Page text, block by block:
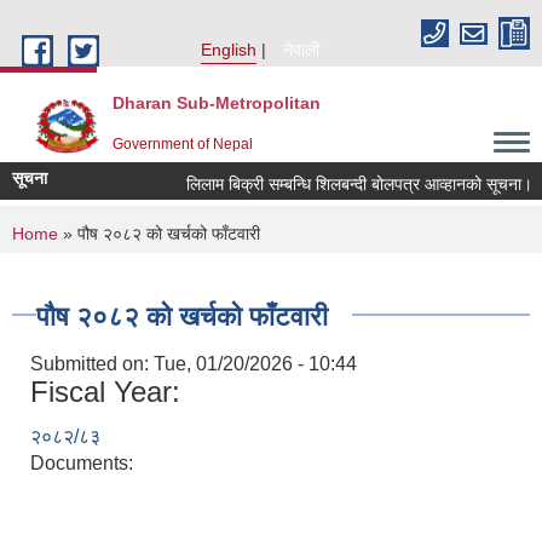
English
नेपाली
Dharan Sub-Metropolitan
Government of Nepal
सूचना लिलाम बिक्री सम्बन्धि शिलबन्दी बोलपत्र आव्हानको सूचना।
You are here
Home » पौष २०८२ को खर्चको फाँटवारी
पौष २०८२ को खर्चको फाँटवारी
Submitted on: Tue, 01/20/2026 - 10:44
Fiscal Year:
२०८२/८३
Documents: